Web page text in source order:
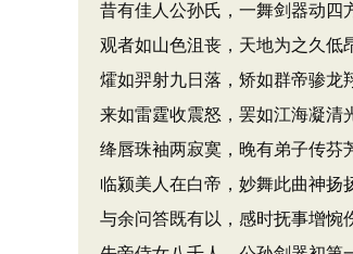
昔有佳人公孙氏，一舞剑器动四
观者如山色沮丧，天地为之久低
㸌如羿射九日落，矫如群帝骖龙
来如雷霆收震怒，罢如江海凝清
绛唇珠袖两寂寞，晚有弟子传芬
临颍美人在白帝，妙舞此曲神扬
与余问答既有以，感时抚事增惋